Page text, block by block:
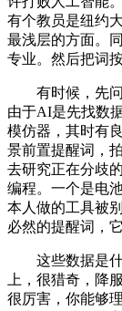
有个教员是纽约
最浅层的方面。
专业。然后把词
有时候，先问
由于AI是先找数
模仿器，其时有
景前置提醒词，
去研究正在分歧
编程。一个是电
本人做的工具被
必然的提醒词，
这些数据是什
上，很猎奇，降
很厉害，你能够